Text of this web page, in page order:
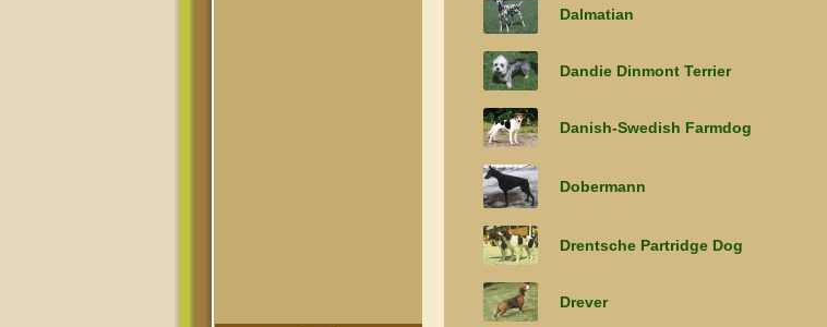
Dalmatian
Dandie Dinmont Terrier
Danish-Swedish Farmdog
Dobermann
Drentsche Partridge Dog
Drever